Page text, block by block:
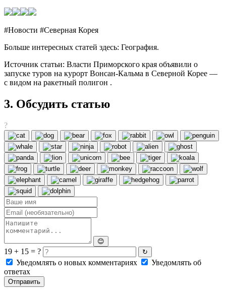
#Новости #Северная Корея
Больше интересных статей здесь: География.
Источник статьи: Власти Приморского края объявили о
запуске туров на курорт Вонсан-Кальма в Северной Корее —
с видом на ракетный полигон .
3. Обсудить статью
?
😊
19 + 15 = ? ↻
Уведомлять о новых комментариях
Уведомлять об
ответах
Отправить